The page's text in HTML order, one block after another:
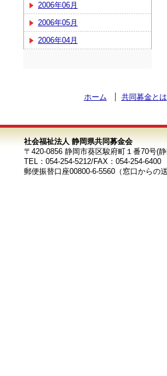
2006年06月
2006年05月
2006年04月
ホーム 共同募金とは
社会福祉法人 静岡県共同募金会
〒420-0856 静岡市葵区駿府町１番70号(
TEL：054-254-5212/FAX：054-254-6400
郵便振替口座00800-6-5560（窓口からの